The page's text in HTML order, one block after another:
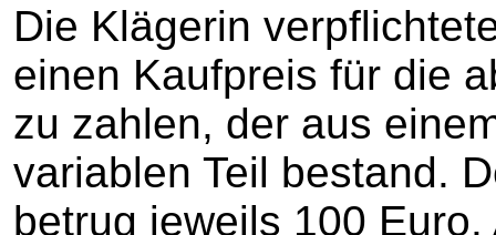
Die Klägerin
einen Kaufpreis für die
zu zahlen, der aus
variablen Teil bestand.
betrug jeweils 100